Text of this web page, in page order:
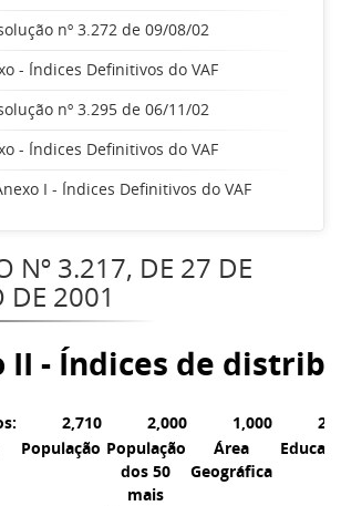
nº 3.272 de 09/08/02
- Índices Definitivos do VAF
nº 3.295 de 06/11/02
- Índices Definitivos do VAF
I - Índices Definitivos do VAF
Nº 3.217, DE 27 DE
DE 2001
II - Índices de
2,710 2,000 1,000
População População
dos 50
mais
Área
Geográfica